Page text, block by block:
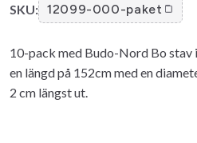
SKU: 12099-000-paket
10-pack med Budo-Nord Bo stav
en längd på 152cm med en
2 cm längst ut.